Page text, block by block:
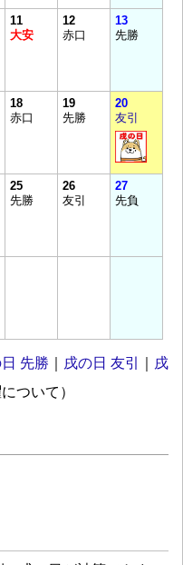
11
大安
12
赤口
13
先勝
18
赤口
19
先勝
20
友引
25
先勝
26
友引
27
先負
先勝 戌の日 友引
戌
ついて）